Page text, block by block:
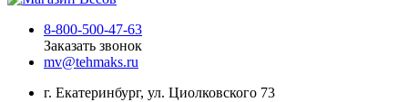
8-800-500-47-63
Заказать звонок
mv@tehmaks.ru
г. Екатеринбург, ул. Циолковского 73